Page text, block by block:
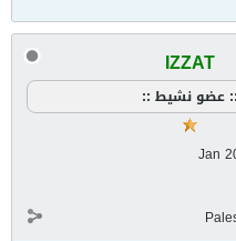
IZZAT
:: عضو نشيط ::
Jan